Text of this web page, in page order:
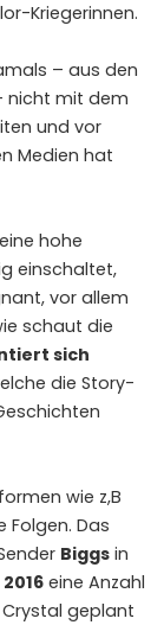
Kriegerinnen.
– aus den
nicht mit dem
und vor
Medien hat
hohe
einschaltet,
vor allem
schaut die
sich
die Story-
wie z,B
Folgen. Das
Biggs in
2016 eine Anzahl
Crystal geplant